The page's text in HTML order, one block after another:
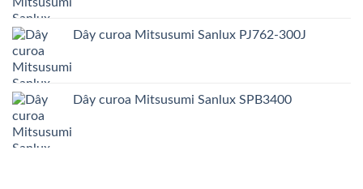
Dây curoa Mitsusumi Sanlux PJ762-300J
Dây curoa Mitsusumi Sanlux SPB3400